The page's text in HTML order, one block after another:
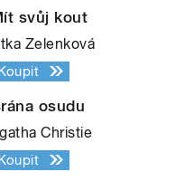
svůj kout
Zelenková
osudu
Christie